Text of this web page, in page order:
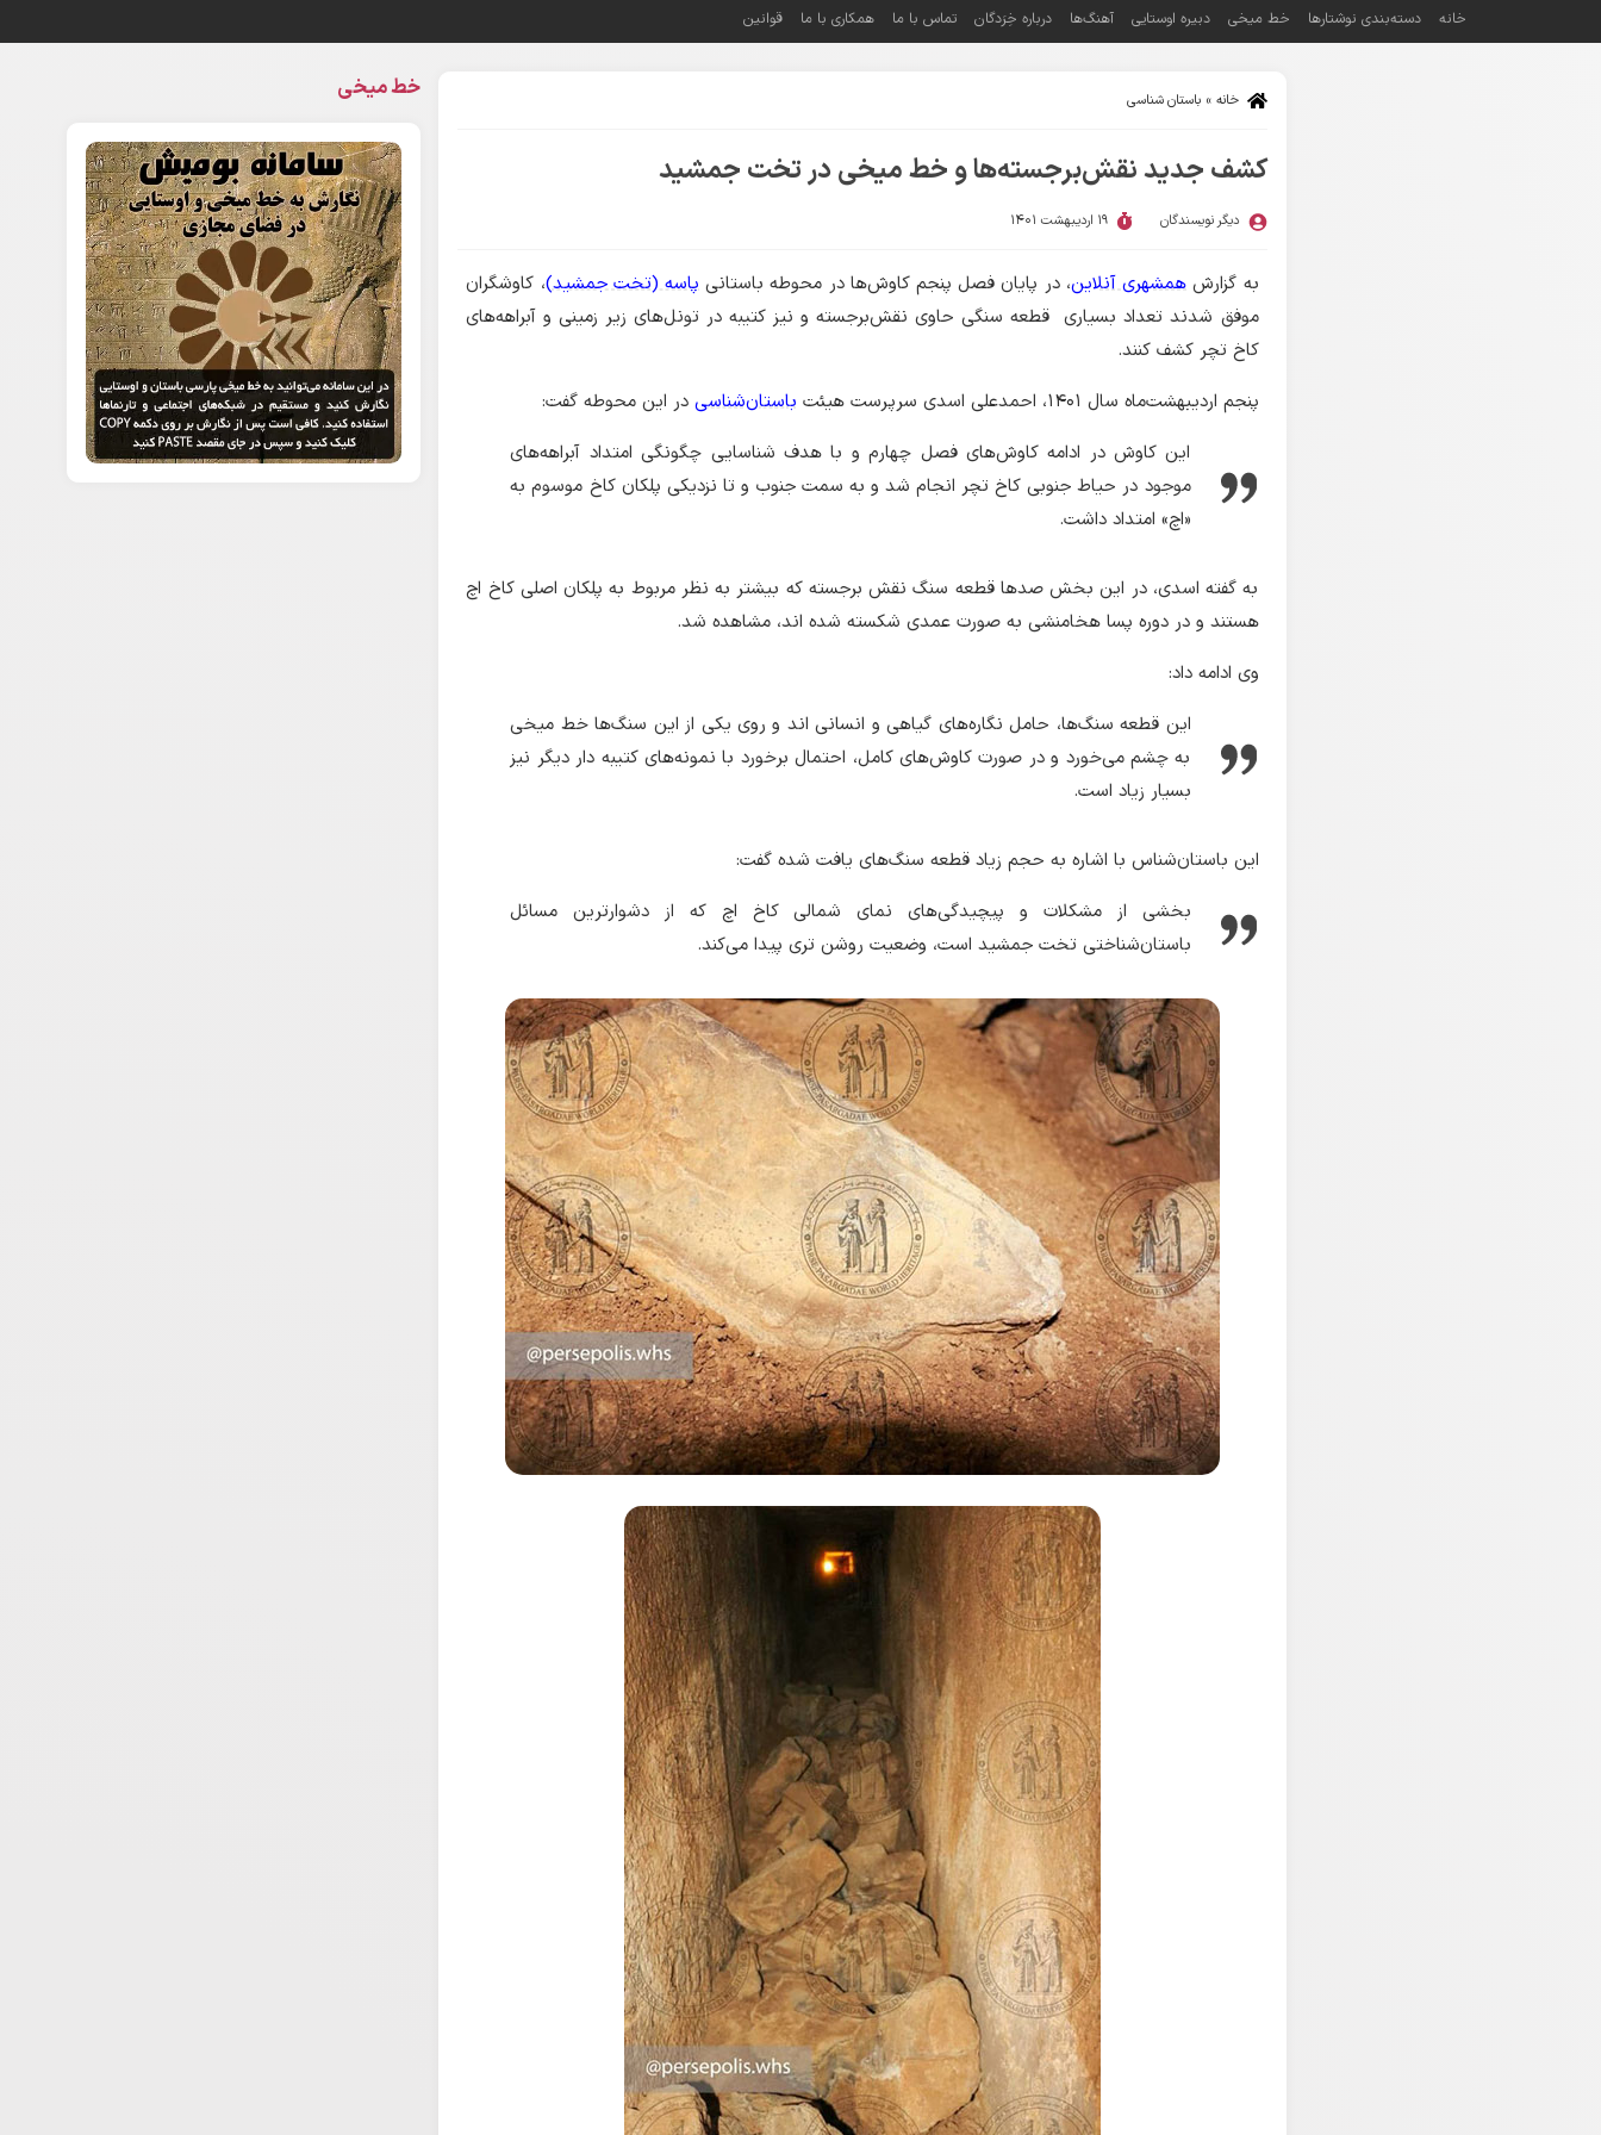
خانه » باستان شناسی
کشف جدید نقش‌‌برجسته‌ها‌ و خط میخی در تخت جمشید
دیگر نویسندگان 19 اردیبهشت 1401
به گزارش همشهری آنلاین، در پایان فصل پنجم کاوش‌ها در محوطه باستانی پاسه (تخت جمشید)، کاوشگران
موفق شدند تعداد بسیاری قطعه سنگی حاوی نقش‌برجسته‌ و نیز کتیبه‌ در تونل‌های زیر زمینی و آبراهه‌های
کاخ تچر کشف کنند.
پنجم اردیبهشت‌ماه سال ۱۴۰۱، احمدعلی اسدی سرپرست هیئت
باستان‌شناسی در این محوطه گفت:
این کاوش در ادامه کاوش‌های فصل چهارم و با هدف شناسایی چگونگی امتداد آبراهه‌های
موجود در حیاط جنوبی کاخ تچر انجام شد و به سمت جنوب و تا نزدیکی پلکان کاخ موسوم به
«اچ» امتداد داشت.
به گفته اسدی، در این بخش صدها قطعه سنگ نقش برجسته که بیشتر به نظر مربوط به پلکان اصلی کاخ اچ
هستند و در دوره پسا هخامنشی به صورت عمدی شکسته شده اند، مشاهده شد.
وی ادامه داد:
این قطعه سنگ‌ها، حامل نگاره‌های گیاهی و انسانی اند و روی یکی از این سنگ‌ها خط میخی
به چشم می‌خورد و در صورت کاوش‌های کامل، احتمال برخورد با نمونه‌های کتیبه دار دیگر نیز
بسیار زیاد است.
این باستان‌شناس با اشاره به حجم زیاد قطعه سنگ‌های یافت شده گفت:
بخشی از مشکلات و پیچیدگی‌های نمای شمالی کاخ اچ که از دشوارترین مسائل
باستان‌شناختی تخت جمشید است، وضعیت روشن تری پیدا می‌کند.
خط میخی
خانه دسته‌بندی نوشتارها خط میخی دبیره اوستایی آهنگ‌ها درباره خِرَدگان تماس با ما همکاری با ما قوانین